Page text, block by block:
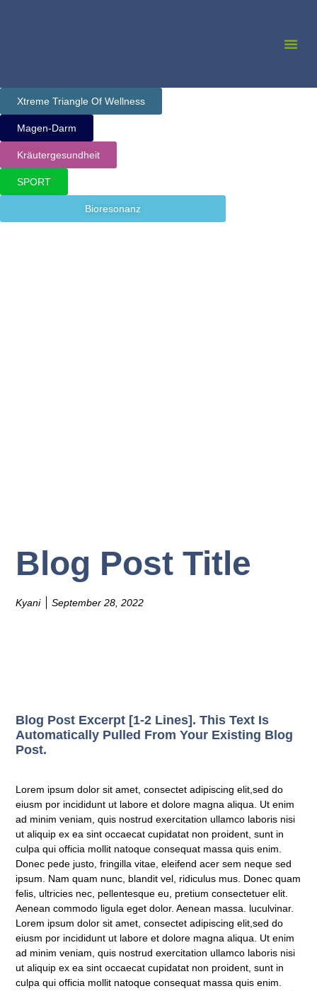
Xtreme Triangle Of Wellness
Magen-Darm
Kräutergesundheit
SPORT
Bioresonanz
Blog Post Title
Kyani September 28, 2022
Blog Post Excerpt [1-2 Lines]. This Text Is
Automatically Pulled From Your Existing Blog
Post.
Lorem ipsum dolor sit amet, consectet adipiscing elit,sed do
eiusm por incididunt ut labore et dolore magna aliqua. Ut enim
ad minim veniam, quis nostrud exercitation ullamco laboris nisi
ut aliquip ex ea sint occaecat cupidatat non proident, sunt in
culpa qui officia mollit natoque consequat massa quis enim.
Donec pede justo, fringilla vitae, eleifend acer sem neque sed
ipsum. Nam quam nunc, blandit vel, ridiculus mus. Donec quam
felis, ultricies nec, pellentesque eu, pretium consectetuer elit.
Aenean commodo ligula eget dolor. Aenean massa. luculvinar.
Lorem ipsum dolor sit amet, consectet adipiscing elit,sed do
eiusm por incididunt ut labore et dolore magna aliqua. Ut enim
ad minim veniam, quis nostrud exercitation ullamco laboris nisi
ut aliquip ex ea sint occaecat cupidatat non proident, sunt in
culpa qui officia mollit natoque consequat massa quis enim.